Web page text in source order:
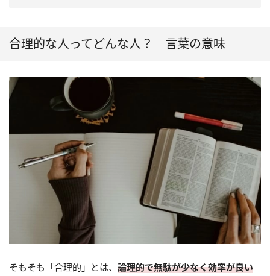
合理的な人ってどんな人？ 言葉の意味
そもそも「合理的」とは、 論理的で無駄が少なく効率が良い